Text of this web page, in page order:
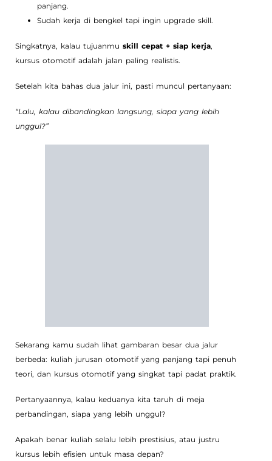
panjang.
Sudah kerja di bengkel tapi ingin upgrade skill.
Singkatnya, kalau tujuanmu skill cepat + siap kerja,
kursus otomotif adalah jalan paling realistis.
Setelah kita bahas dua jalur ini, pasti muncul pertanyaan:
“Lalu, kalau dibandingkan langsung, siapa yang lebih
unggul?”
Sekarang kamu sudah lihat gambaran besar dua jalur
berbeda: kuliah jurusan otomotif yang panjang tapi penuh
teori, dan kursus otomotif yang singkat tapi padat praktik.
Pertanyaannya, kalau keduanya kita taruh di meja
perbandingan, siapa yang lebih unggul?
Apakah benar kuliah selalu lebih prestisius, atau justru
kursus lebih efisien untuk masa depan?